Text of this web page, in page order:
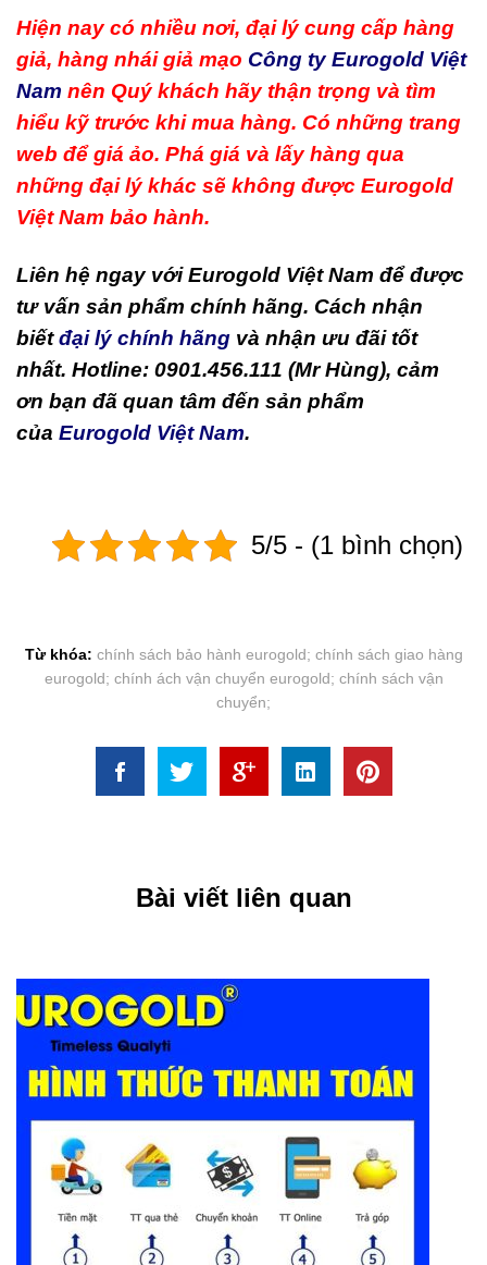
Hiện nay có nhiều nơi, đại lý cung cấp hàng
giả, hàng nhái giả mạo Công ty Eurogold Việt
Nam nên Quý khách hãy thận trọng và tìm
hiểu kỹ trước khi mua hàng. Có những trang
web để giá ảo. Phá giá và lấy hàng qua
những đại lý khác sẽ không được Eurogold
Việt Nam bảo hành.
Liên hệ ngay với Eurogold Việt Nam để được
tư vấn sản phẩm chính hãng. Cách nhận
biết đại lý chính hãng và nhận ưu đãi tốt
nhất. Hotline: 0901.456.111 (Mr Hùng), cảm
ơn bạn đã quan tâm đến sản phẩm
của Eurogold Việt Nam.
5/5 - (1 bình chọn)
Từ khóa: chính sách bảo hành eurogold; chính sách giao hàng
eurogold; chính ách vận chuyển eurogold; chính sách vận
chuyển;
Bài viết liên quan